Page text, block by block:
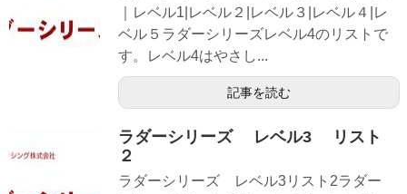
｜レベル1|レベル２|レベル３|レベル４|レ
ベル５ラダーシリーズレベル4のリストで
す。レベル4はやさし...
記事を読む
ラダーシリーズ レベル3 リスト
２
ラダーシリーズ レベル3リスト2ラダー